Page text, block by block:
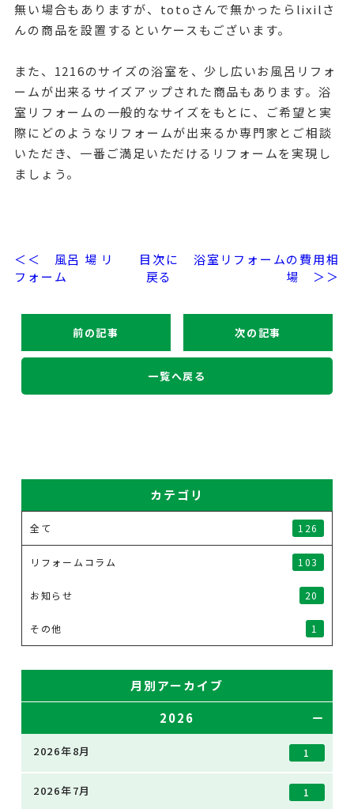
無い場合もありますが、totoさんで無かったらlixilさ
んの商品を設置するといケースもございます。
また、1216のサイズの浴室を、少し広いお風呂リフォ
ームが出来るサイズアップされた商品もあります。浴
室リフォームの一般的なサイズをもとに、ご希望と実
際にどのようなリフォームが出来るか専門家とご相談
いただき、一番ご満足いただけるリフォームを実現し
ましょう。
＜＜ 風呂 場 リ
フォーム
目次に
戻る
浴室リフォームの費用相
場 ＞＞
前の記事 次の記事
一覧へ戻る
カテゴリ
全て 126
リフォームコラム 103
お知らせ 20
その他 1
月別アーカイブ
2026
2026年8月 1
2026年7月 1